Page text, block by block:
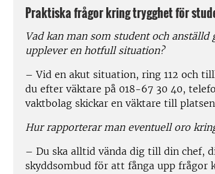
Praktiska frågor kring trygghet för
Vad kan man som student och
upplever en hotfull situation?
– Vid en akut situation, ring 112 och
du efter väktare på 018-67 30 40,
vaktbolag skickar en väktare till
Hur rapporterar man eventuell oro
– Du ska alltid vända dig till din chef,
skyddsombud för att fånga upp frågor